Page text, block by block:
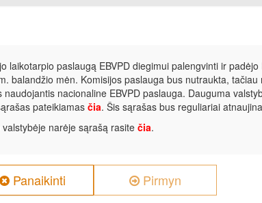
laikotarpio paslaugą EBVPD diegimui palengvinti ir
balandžio mėn. Komisijos paslauga bus nutraukta, tačiau
nacionaline EBVPD paslauga. Dauguma
pateikiamas čia. Šis sąrašas bus reguliariai
narėje sąrašą rasite čia.
Panaikinti Pirmyn